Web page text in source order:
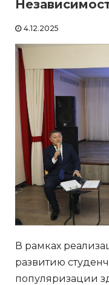
4.12.2025
В рамках
развитию
популяризации